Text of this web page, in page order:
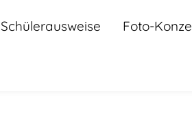
Schülerausweise Foto-